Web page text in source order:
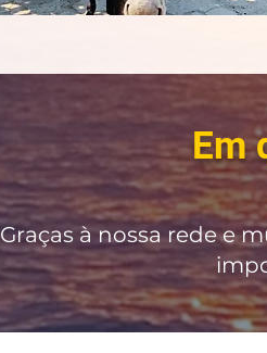
Em
Graças à nossa rede e